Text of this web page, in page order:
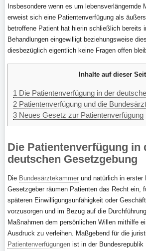
Insbesondere wenn es um lebensverlängernde
erweist sich eine Patientenverfügung als
betroffene Patient hat hierin schließlich bereits
Behandlungen eingewilligt beziehungsweise
diesbezüglich eigentlich keine Fragen offen
Inhalte auf dieser
1 Die Patientenverfügung in der
2 Patientenverfügung und die
3 Neues Gesetz zur Patientenverfügung
Die Patientenverfügung in
deutschen Gesetzgebung
Die Bundesärztekammer und natürlich in erster
Gesetzgeber räumen Patienten das Recht ein,
späteren Einwilligungsunfähigkeit oder
vorzusorgen und im Bezug auf die
Maßnahmen dem persönlichen Willen mithilfe
Ausdruck zu verleihen. Maßgebend für die
Patientenverfügungen ist in der Bundesrepublik